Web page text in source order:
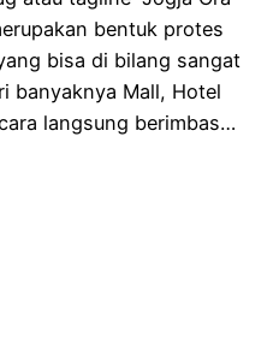
bentuk protes
bisa di bilang sangat
banyaknya Mall, Hotel
langsung berimbas…